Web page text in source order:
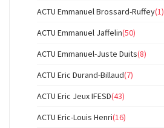
ACTU Emmanuel Brossard-Ruffey(1)
ACTU Emmanuel Jaffelin(50)
ACTU Emmanuel-Juste Duits(8)
ACTU Eric Durand-Billaud(7)
ACTU Eric Jeux IFESD(43)
ACTU Eric-Louis Henri(16)